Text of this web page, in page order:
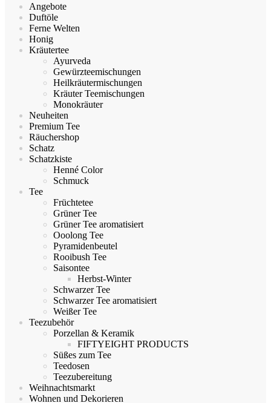
Angebote
Duftöle
Ferne Welten
Honig
Kräutertee
Ayurveda
Gewürzteemischungen
Heilkräutermischungen
Kräuter Teemischungen
Monokräuter
Neuheiten
Premium Tee
Räuchershop
Schatz
Schatzkiste
Henné Color
Schmuck
Tee
Früchtetee
Grüner Tee
Grüner Tee aromatisiert
Ooolong Tee
Pyramidenbeutel
Rooibush Tee
Saisontee
Herbst-Winter
Schwarzer Tee
Schwarzer Tee aromatisiert
Weißer Tee
Teezubehör
Porzellan & Keramik
FIFTYEIGHT PRODUCTS
Süßes zum Tee
Teedosen
Teezubereitung
Weihnachtsmarkt
Wohnen und Dekorieren